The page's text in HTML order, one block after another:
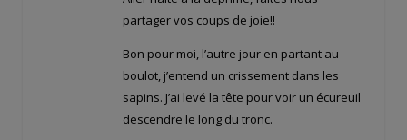
partager vos coups de joie!!
Bon pour moi, l’autre jour en partant au
boulot, j’entend un crissement dans les
sapins. J’ai levé la tête pour voir un écureuil
descendre le long du tronc.